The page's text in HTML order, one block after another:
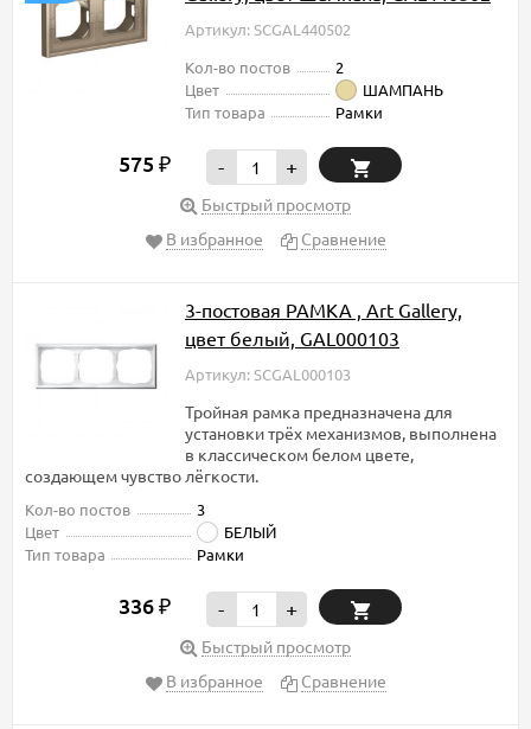
Артикул: SCGAL440502
Кол-во постов
2
Цвет
ШАМПАНЬ
Тип товара
Рамки
575 ₽ - +
Быстрый просмотр
В избранное
Сравнение
3-постовая РАМКА , Art Gallery,
цвет белый, GAL000103
Артикул: SCGAL000103
Тройная рамка предназначена для
установки трёх механизмов, выполнена
в классическом белом цвете,
создающем чувство лёгкости.
Кол-во постов
3
Цвет
БЕЛЫЙ
Тип товара
Рамки
336 ₽ - +
Быстрый просмотр
В избранное
Сравнение